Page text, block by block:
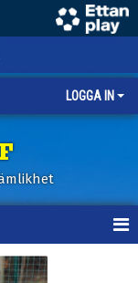
LOGGA IN